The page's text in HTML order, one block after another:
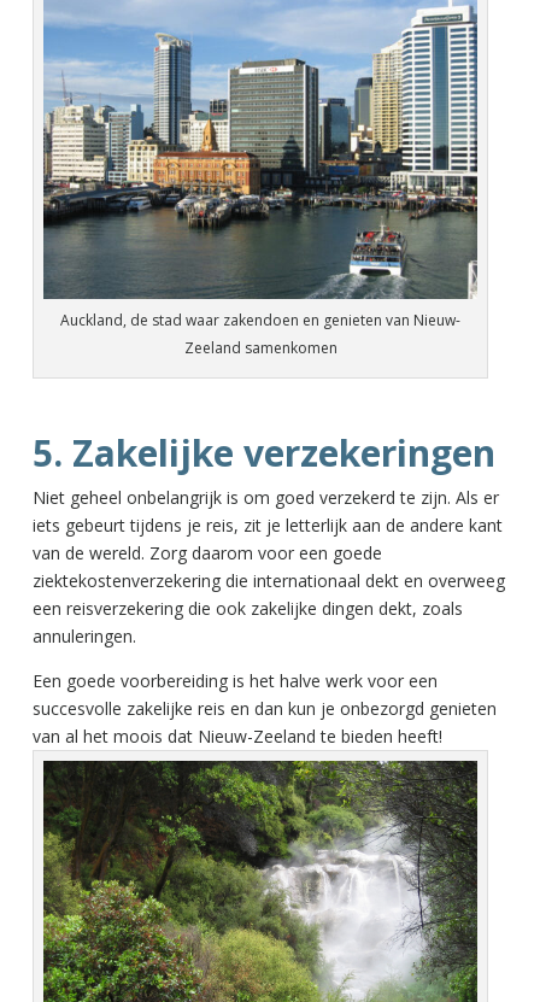
Auckland, de stad waar zakendoen en genieten van Nieuw-
Zeeland samenkomen
5. Zakelijke verzekeringen
Niet geheel onbelangrijk is om goed verzekerd te zijn. Als er
iets gebeurt tijdens je reis, zit je letterlijk aan de andere kant
van de wereld. Zorg daarom voor een goede
ziektekostenverzekering die internationaal dekt en overweeg
een reisverzekering die ook zakelijke dingen dekt, zoals
annuleringen.
Een goede voorbereiding is het halve werk voor een
succesvolle zakelijke reis en dan kun je onbezorgd genieten
van al het moois dat Nieuw-Zeeland te bieden heeft!